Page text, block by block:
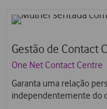
Gestão de Contact
One Net Contact Centre
Garanta uma relação
independentemente do